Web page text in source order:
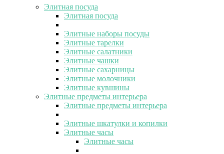
Элитная посуда
Элитная посуда
Элитные наборы посуды
Элитные тарелки
Элитные салатники
Элитные чашки
Элитные сахарницы
Элитные молочники
Элитные кувшины
Элитные предметы интерьера
Элитные предметы интерьера
Элитные шкатулки и копилки
Элитные часы
Элитные часы